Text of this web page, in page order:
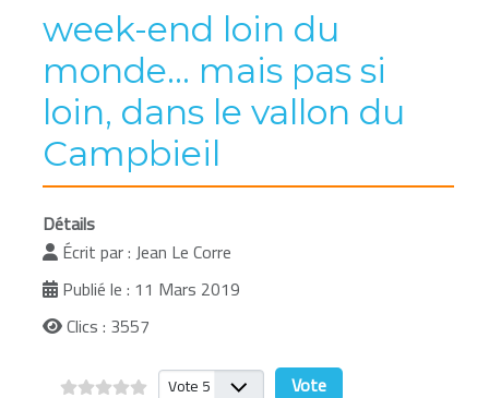
week-end loin du
monde... mais pas si
loin, dans le vallon du
Campbieil
Détails
Écrit par :Jean Le Corre
Publié le : 11 Mars 2019
Clics : 3557
Veuillez voter